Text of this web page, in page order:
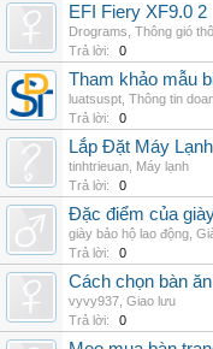
EFI Fiery XF9.0 2
Drograms Thông gió
Trả lời:
0
Tham khảo mẫu
luatsuspt Thông tin
Trả lời:
0
Lắp Đặt Máy
tinhtrieuan Máy lạnh
Trả lời:
0
Đặc điểm của
giày bảo hộ lao động
Trả lời:
0
Cách chọn bàn
vyvy937 Giao lưu
Trả lời:
0